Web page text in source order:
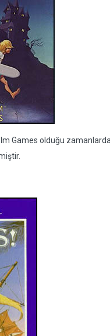
Games olduğu